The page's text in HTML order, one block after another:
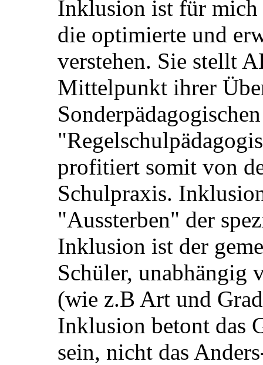
Inklusion ist für mich
die optimierte und
verstehen. Sie stellt
Mittelpunkt ihrer
profitiert somit von
Schulpraxis.
"Aussterben" der
Inklusion ist der
Schüler, unabhängig
(wie z.B Art und
Inklusion betont das
sein, nicht das